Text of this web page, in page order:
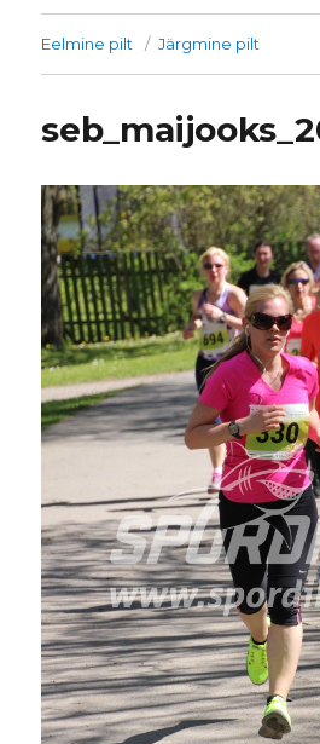
Eelmine pilt Järgmine pilt